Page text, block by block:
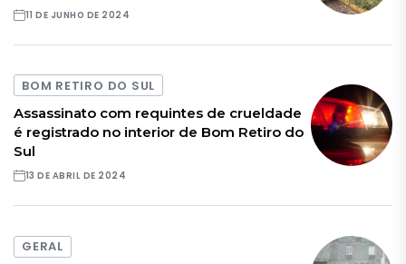
11 DE JUNHO DE 2024
BOM RETIRO DO SUL
Assassinato com requintes de crueldade
é registrado no interior de Bom Retiro do
Sul
13 DE ABRIL DE 2024
GERAL